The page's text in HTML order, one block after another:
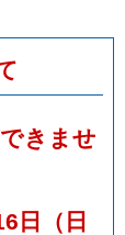
きませ
日（日